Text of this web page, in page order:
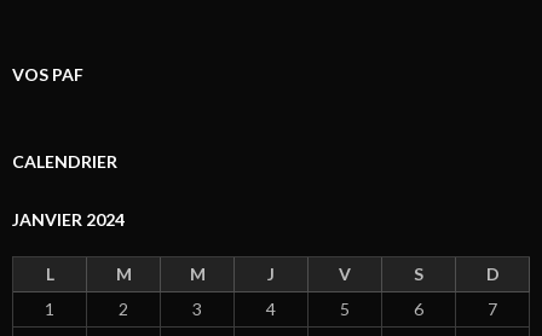
VOS PAF
CALENDRIER
JANVIER 2024
L M M J V S
D
1
2 3 4 5 6
7